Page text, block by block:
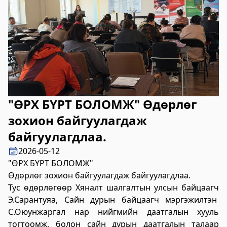
2023-06-06 14:53:59
Дэлгэрэнгүй
Булган аймгийн Нийгмийн даатгалын
хэлтэс
2023-06-06 14:50:54
Дэлгэрэнгүй
Өвөрхангай аймгийн цагдаагийн газар
2023-06-06 14:46:41
Дэлгэрэнгүй
Булган аймгийн Засаг Даргын Тамгын
газар
2023-06-06 14:41:13
Дэлгэрэнгүй
Дорноговь аймаг дахь Төрийн цахим
"ӨРХ БҮРТ БОЛОМЖ" Өдөрлөг
зохион байгуулагдаж
байгуулагдлаа.
2026-05-12
"ӨРХ БҮРТ БОЛОМЖ"
Өдөрлөг зохион байгуулагдаж байгуулагдлаа.
Тус өдөрлөгөөр Хяналт шалгалтын улсын байцаагч
Э.Сарантуяа, Сайн дурын байцаагч мэргэжилтэн
С.Оюунжаргал нар нийгмийн даатгалын хууль
тогтоомж, болон сайн дурын даатгалын талаар